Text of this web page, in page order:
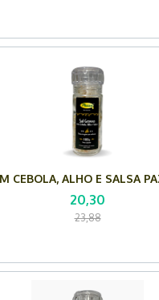
CEBOLA, ALHO E SALSA
20,30
23,88